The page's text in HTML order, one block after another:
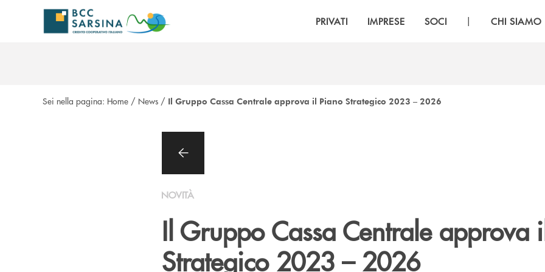
Salta al contenuto principale
PRIVATI IMPRESE SOCI | CHI SIAMO
Sei nella pagina: Home / News / Il Gruppo Cassa Centrale approva il Piano Strategico 2023 – 2026
NOVITÀ
Il Gruppo Cassa Centrale approva
Strategico 2023 – 2026